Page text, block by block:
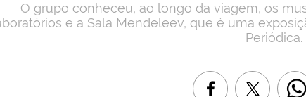
O grupo conheceu, ao longo da viagem, os
e a Sala Mendeleev, que é uma
Periódica.